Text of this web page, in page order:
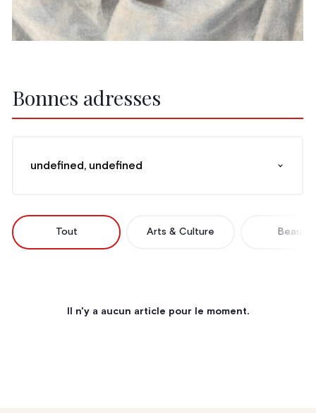
Bonnes adresses
undefined, undefined
Tout Arts & Culture Beauté
Il n'y a aucun article pour le moment.